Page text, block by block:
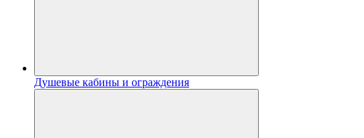
Душевые кабины и ограждения